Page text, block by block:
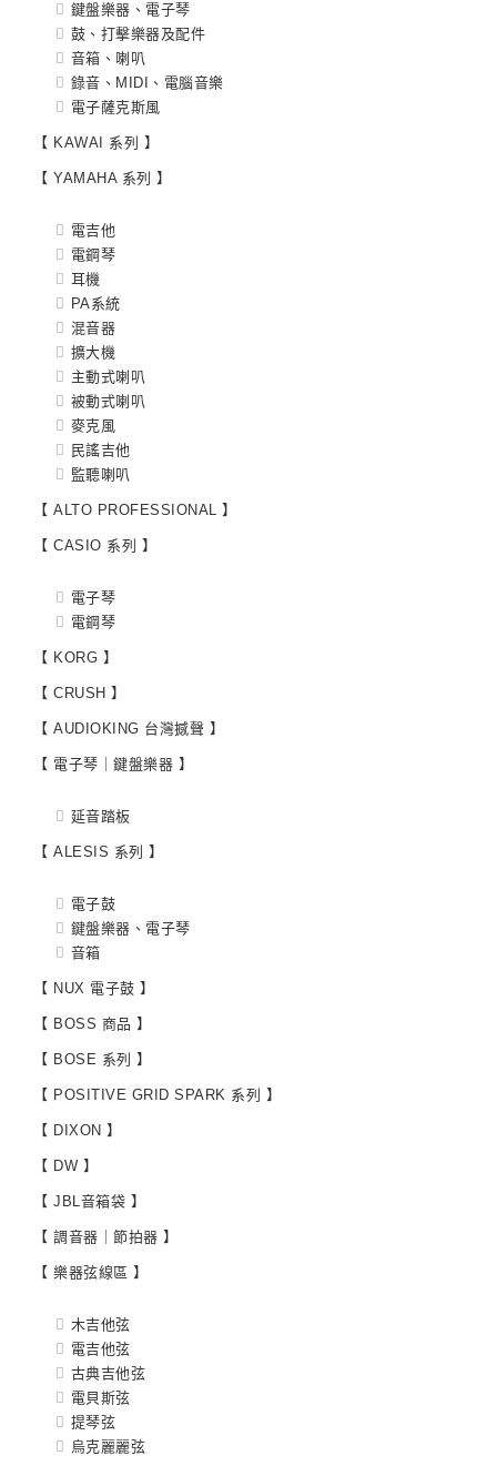
鍵盤樂器、電子琴
鼓、打擊樂器及配件
音箱、喇叭
錄音、MIDI、電腦音樂
電子薩克斯風
【 KAWAI 系列 】
【 YAMAHA 系列 】
電吉他
電鋼琴
耳機
PA系統
混音器
擴大機
主動式喇叭
被動式喇叭
麥克風
民謠吉他
監聽喇叭
【 ALTO PROFESSIONAL 】
【 CASIO 系列 】
電子琴
電鋼琴
【 KORG 】
【 CRUSH 】
【 AUDIOKING 台灣撼聲 】
【 電子琴｜鍵盤樂器 】
延音踏板
【 ALESIS 系列 】
電子鼓
鍵盤樂器、電子琴
音箱
【 NUX 電子鼓 】
【 BOSS 商品 】
【 BOSE 系列 】
【 POSITIVE GRID SPARK 系列 】
【 DIXON 】
【 DW 】
【 JBL音箱袋 】
【 調音器｜節拍器 】
【 樂器弦線區 】
木吉他弦
電吉他弦
古典吉他弦
電貝斯弦
提琴弦
烏克麗麗弦